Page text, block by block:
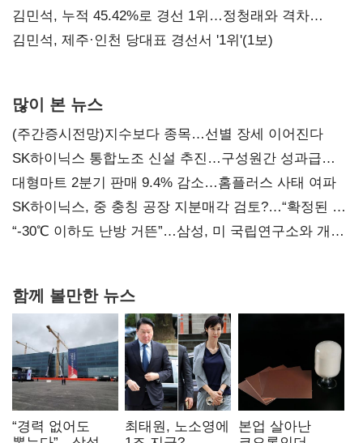
김민석, 누적 45.42%로 경선 1위…정청래와 격차
0.86%p(2보)
김민석, 제주·인천 당대표 경선서 '1위'(1보)
많이 본 뉴스
(주간증시전망)지수보다 종목…선별 장세 이어진다
SK하이닉스 통합노조 신설 추진…구성원간 성과급
불만 확산
대형마트 2분기 판매 9.4% 감소…홈플러스 사태 여파
SK하이닉스, 중 충칭 공장 지분매각 검토?…“확정된 바
없어”
“-30℃ 이하도 난방 거뜬”…삼성, 미 국립연구소와 개발
함께 볼만한 뉴스
“경력 없어도
최태원, 노소영에
본업 살아난